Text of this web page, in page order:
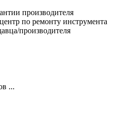
производителя
по ремонту инструмента
производителя
...